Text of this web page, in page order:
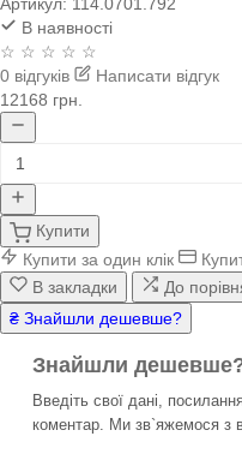
Артикул: 114.0701.792
В наявності
☆ ☆ ☆ ☆ ☆
0 відгуків
Написати відгук
12168 грн.
Купити
Купити за один клік
В закладки
До
₴ Знайшли дешевше?
Знайшли
Введіть свої дані,
коментар. Ми зв`яжемося з